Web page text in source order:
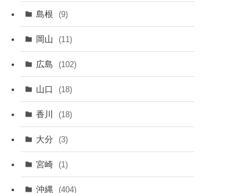
島根 (9)
岡山 (11)
広島 (102)
山口 (18)
香川 (18)
大分 (3)
宮崎 (1)
沖縄 (404)